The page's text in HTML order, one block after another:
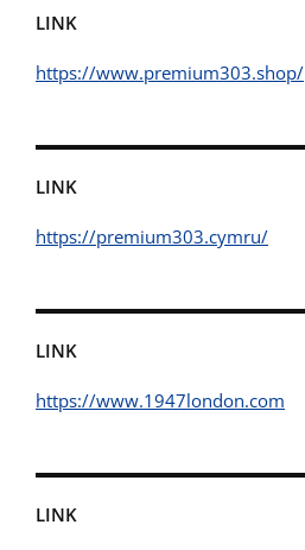
LINK
https://www.premium303.shop/
LINK
https://premium303.cymru/
LINK
https://www.1947london.com
LINK